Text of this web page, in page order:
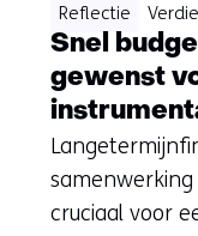
Snel
gewenst
cruciaal voor
Reflectie